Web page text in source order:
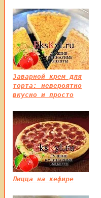
Заварной крем для
торта: невероятно
вкусно и просто
Пицца на кефире